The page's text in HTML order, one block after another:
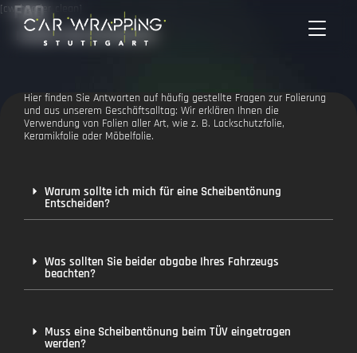
Zum
Inhalt
springen
[cw_header_clean]
FAQ
FRAGEN UND ANTWORTEN
Hier finden Sie Antworten auf häufig gestellte Fragen zur Folierung
und aus unserem Geschäftsalltag: Wir erklären Ihnen die
Verwendung von Folien aller Art, wie z. B. Lackschutzfolie,
Keramikfolie oder Möbelfolie.
Warum sollte ich mich für eine Scheibentönung
Entscheiden?
Was sollten Sie beider abgabe Ihres Fahrzeugs
beachten?
Muss eine Scheibentönung beim TÜV eingetragen
werden?